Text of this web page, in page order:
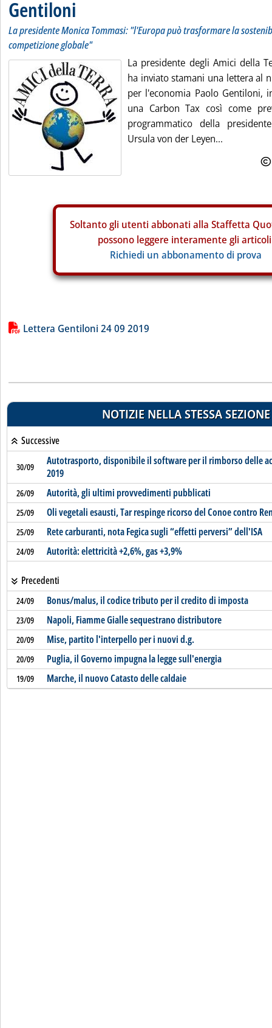
Gentiloni
La presidente Monica Tommasi: "l'Europa può trasformare la
competizione globale"
La presidente degli Amici della
ha inviato stamani una lettera al
per l'economia Paolo Gentiloni,
una Carbon Tax così come
programmatico della
Ursula von der Leyen...
Soltanto gli utenti abbonati alla Staffetta
possono leggere interamente gli
Richiedi un abbonamento di prova
Lista allegati PDF alla notizia
Lettera Gentiloni 24 09 2019
NOTIZIE NELLA STESSA SEZIONE
Successive
30/09
Autotrasporto, disponibile il software per il rimborso delle
2019
26/09 Autorità, gli ultimi provvedimenti pubblicati
25/09 Oli vegetali esausti, Tar respinge ricorso del Conoe contro
25/09 Rete carburanti, nota Fegica sugli “effetti perversi” dell'ISA
24/09 Autorità: elettricità +2,6%, gas +3,9%
Precedenti
24/09 Bonus/malus, il codice tributo per il credito di imposta
23/09 Napoli, Fiamme Gialle sequestrano distributore
20/09 Mise, partito l'interpello per i nuovi d.g.
20/09 Puglia, il Governo impugna la legge sull'energia
19/09 Marche, il nuovo Catasto delle caldaie